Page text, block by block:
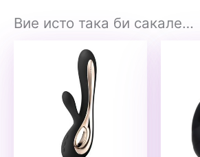
Вие исто така би сакале…